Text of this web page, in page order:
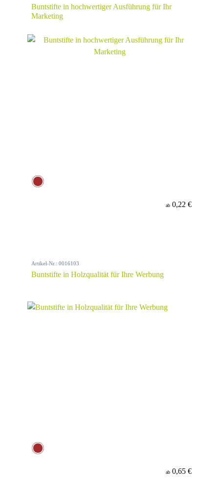
Buntstifte in hochwertiger Ausführung für Ihr
Marketing
ab 0,22 €
Artikel-Nr.: 0016103
Buntstifte in Holzqualität für Ihre Werbung
ab 0,65 €